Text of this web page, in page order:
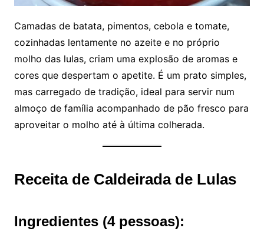
Camadas de batata, pimentos, cebola e tomate,
cozinhadas lentamente no azeite e no próprio
molho das lulas, criam uma explosão de aromas e
cores que despertam o apetite. É um prato simples,
mas carregado de tradição, ideal para servir num
almoço de família acompanhado de pão fresco para
aproveitar o molho até à última colherada.
Receita de Caldeirada de Lulas
Ingredientes (4 pessoas):